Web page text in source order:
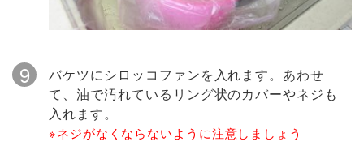
9
バケツにシロッコファンを入れます。あわせ
て、油で汚れているリング状のカバーやネジも
入れます。
※ネジがなくならないように注意しましょう